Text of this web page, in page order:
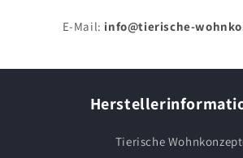
E-Mail: info@tierische-
Tierische